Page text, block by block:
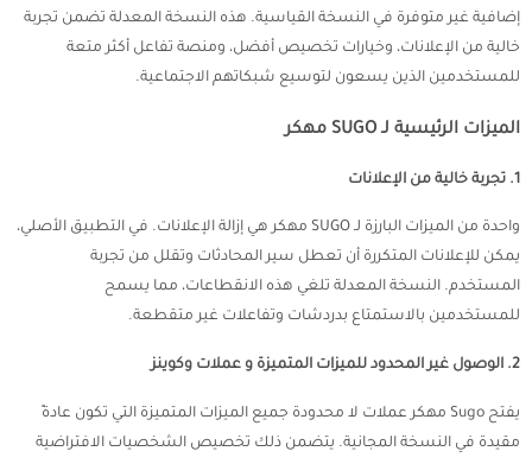
إضافية غير متوفرة في النسخة القياسية. هذه النسخة المعدلة تضمن تجربة
خالية من الإعلانات، وخيارات تخصيص أفضل، ومنصة تفاعل أكثر متعة
للمستخدمين الذين يسعون لتوسيع شبكاتهم الاجتماعية.
الميزات الرئيسية لـ SUGO مهكر
1. تجربة خالية من الإعلانات
واحدة من الميزات البارزة لـ SUGO مهكر هي إزالة الإعلانات. في التطبيق الأصلي،
يمكن للإعلانات المتكررة أن تعطل سير المحادثات وتقلل من تجربة
المستخدم. النسخة المعدلة تلغي هذه الانقطاعات، مما يسمح
للمستخدمين بالاستمتاع بدردشات وتفاعلات غير متقطعة.
2. الوصول غير المحدود للميزات المتميزة و عملات وكوينز
يفتح Sugo مهكر عملات لا محدودة جميع الميزات المتميزة التي تكون عادةً
مقيدة في النسخة المجانية. يتضمن ذلك تخصيص الشخصيات الافتراضية